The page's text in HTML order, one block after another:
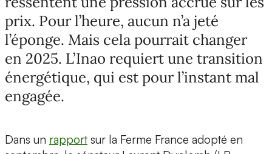
prix. Pour l’heure, aucun n’a jeté
l’éponge. Mais cela pourrait changer
en 2025. L’Inao requiert une transition
énergétique, qui est pour l’instant mal
engagée.
Dans un rapport sur la Ferme France adopté en